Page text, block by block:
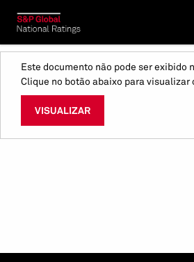
Este documento não pode ser exibido
Clique no botão abaixo para visualizar
VISUALIZAR